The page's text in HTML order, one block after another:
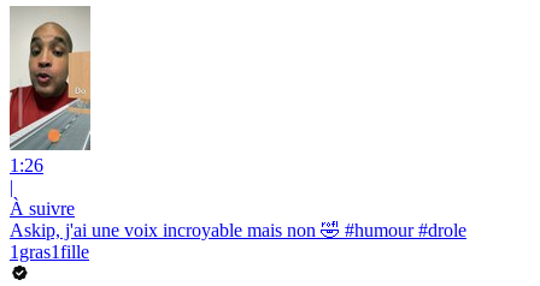
1:26
|
À suivre
Askip, j'ai une voix incroyable mais non 🤣 #humour #drole
1gras1fille